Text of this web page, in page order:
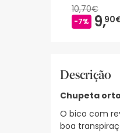
10,70€
-7% 9,
Descrição
Chupeta
O bico com
boa